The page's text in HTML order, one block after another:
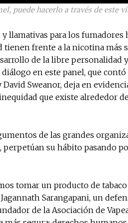
puede hacerlo a través de este
llamativas para los fumadores
frente a la nicotina más
de la libre personalidad
en este panel, que
Sweanor, deja en
que existe alrededor
de las grandes
su hábito pasando
tomar un producto de
Sarangapani, un
de la Asociación de